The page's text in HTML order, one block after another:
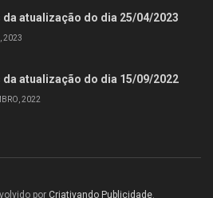
da atualização do dia 25/04/2023
2023
da atualização do dia 15/09/2022
2022
por Criativando Publicidade.